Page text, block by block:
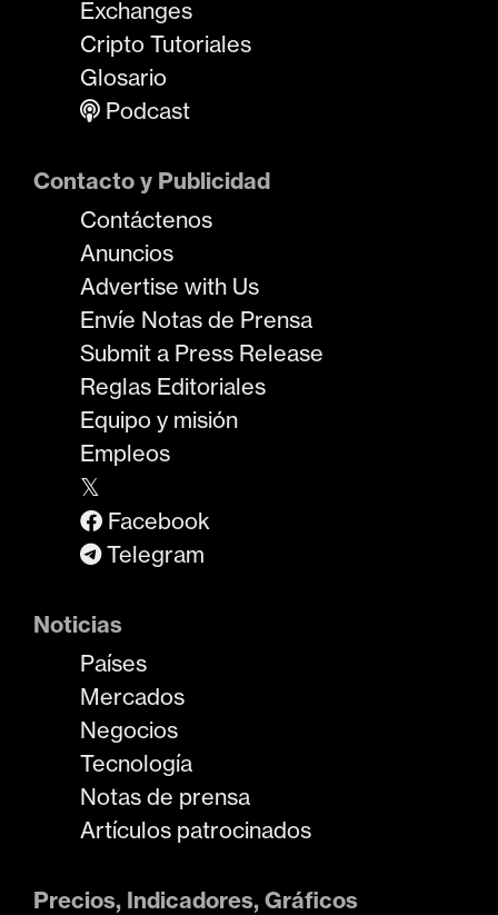
Exchanges
Cripto Tutoriales
Glosario
Podcast
Contacto y Publicidad
Contáctenos
Anuncios
Advertise with Us
Envíe Notas de Prensa
Submit a Press Release
Reglas Editoriales
Equipo y misión
Empleos
𝕏
Facebook
Telegram
Noticias
Países
Mercados
Negocios
Tecnología
Notas de prensa
Artículos patrocinados
Precios, Indicadores, Gráficos